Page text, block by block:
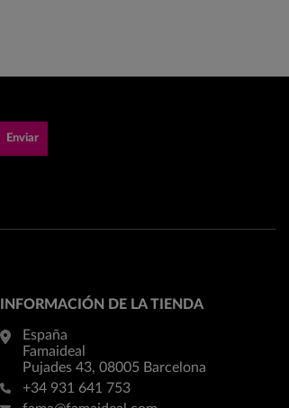
Enviar
INFORMACIÓN DE LA TIENDA
España
Famaideal
Pujades 43, 08005 Barcelona
+34 931 641 753